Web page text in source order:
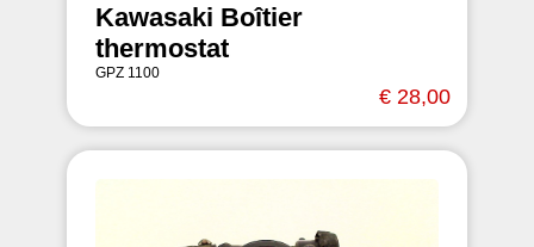
Kawasaki Boîtier
thermostat
GPZ 1100
€ 28,00